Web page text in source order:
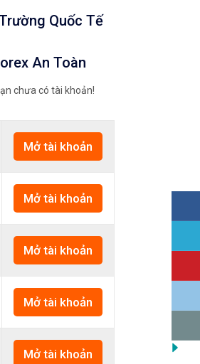
Quốc Tế
An Toàn
chưa có tài khoản!
Mở tài khoản
Mở tài khoản
Mở tài khoản
Mở tài khoản
Mở tài khoản